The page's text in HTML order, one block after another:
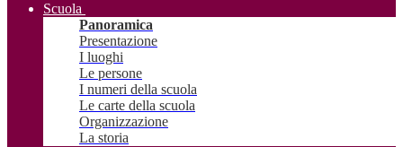
Scuola
Panoramica
Presentazione
I luoghi
Le persone
I numeri della scuola
Le carte della scuola
Organizzazione
La storia